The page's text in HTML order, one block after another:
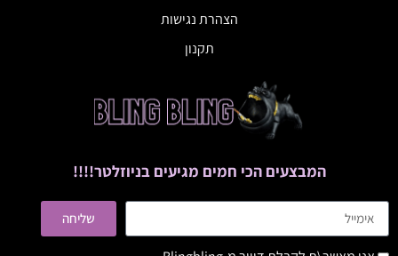
הצהרת נגישות
תקנון
המבצעים הכי חמים מגיעים בניוזלטר!!!!
שליחה